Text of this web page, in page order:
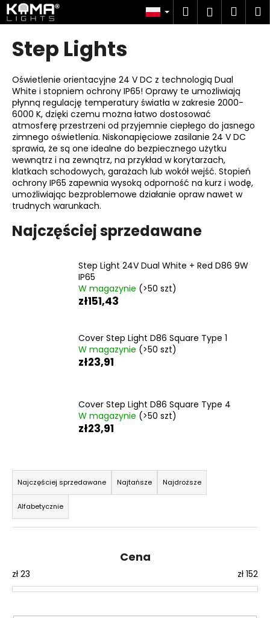
Przejść
do
treści
SzukajZaloguj
Step Lights
Oświetlenie orientacyjne 24 V DC z technologią Dual
White i stopniem ochrony IP65! Oprawy te umożliwiają
płynną regulację temperatury światła w zakresie 2000-
6000 K, dzięki czemu można łatwo dostosować
atmosferę przestrzeni od przyjemnie ciepłego do jasnego
zimnego oświetlenia. Niskonapięciowe zasilanie 24 V DC
sprawia, że są one idealne do bezpiecznego użytku
wewnątrz i na zewnątrz, na przykład w korytarzach,
klatkach schodowych, garażach lub wokół wejść. Stopień
ochrony IP65 zapewnia wysoką odporność na kurz i wodę,
umożliwiając bezproblemowe działanie opraw nawet w
trudnych warunkach.
Najczęściej sprzedawane
Step Light 24V Dual White + Red D86 9W
IP65
W magazynie (>50 szt)
zł151,43
Cover Step Light D86 Square Type 1
W magazynie (>50 szt)
zł23,91
Cover Step Light D86 Square Type 4
W magazynie (>50 szt)
zł23,91
S
o
r
t
o
n
i
Najczęściej sprzedawane Najtańsze Najdroższe
Alfabetycznie
Cena
zł 23 zł 152
K
o
powrotem
powrotem
z
e
g
o
s
z
u
k
a
s
z